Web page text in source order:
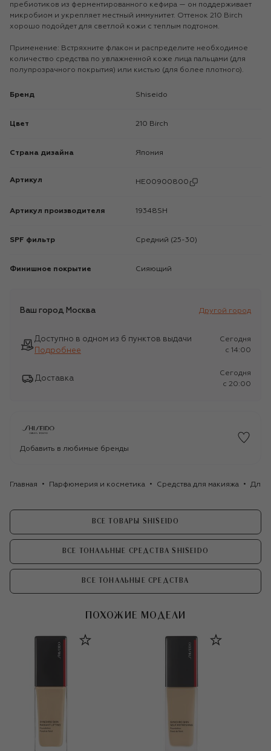
пребиотиков из ферментированного кефира — он поддерживает
микробиом и укрепляет местный иммунитет. Оттенок 210 Birch
хорошо подойдет для светлой кожи с теплым подтоном.
Применение: Встряхните флакон и распределите необходимое
количество средства по увлажненной коже лица пальцами (для
полупрозрачного покрытия) или кистью (для более плотного).
Бренд Shiseido
Цвет 210 Birch
Страна дизайна Япония
Артикул HE00900800
Артикул производителя 19348SH
SPF фильтр Средний (25-30)
Финишное покрытие Сияющий
Ваш город Москва Другой город
Доступно в одном из 6 пунктов выдачи
Подробнее
Сегодня
c 14:00
Доставка
Сегодня
c 20:00
Добавить в любимые бренды
Главная Парфюмерия и косметика Средства для макияжа Для
ВСЕ ТОВАРЫ SHISEIDO
ВСЕ ТОНАЛЬНЫЕ СРЕДСТВА SHISEIDO
ВСЕ ТОНАЛЬНЫЕ СРЕДСТВА
ПОХОЖИЕ МОДЕЛИ